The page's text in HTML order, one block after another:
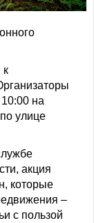
к
на
улице
акция
которые
–
с пользой